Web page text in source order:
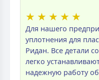
★ ★ ★ ★ ★
Для нашего
уплотнения для
Ридан. Все детали
легко
надежную работу